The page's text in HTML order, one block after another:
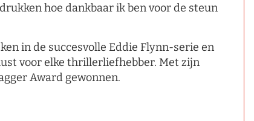
hoe dankbaar ik ben voor de steun
in de succesvolle Eddie Flynn-serie en
voor elke thrillerliefhebber. Met zijn
Award gewonnen.